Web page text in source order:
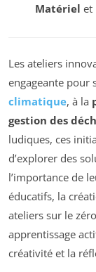
Matériel et
Les ateliers
engageante pour
climatique, à la
gestion des
ludiques, ces
d’explorer des
l’importance de
éducatifs, la
ateliers sur le
apprentissage
créativité et la